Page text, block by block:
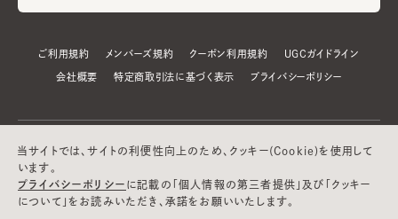
ご利用規約 メンバーズ規約 クーポン利用規約 UGCガイドライン
会社概要 特定商取引法に基づく表示 プライバシーポリシー
当サイトでは、サイトの利便性向上のため、クッキー(Cookie)を使用して
います。
プライバシーポリシー に記載の「個人情報の第三者提供」及び「クッキー
について」をお読みいただき、承諾をお願いいたします。